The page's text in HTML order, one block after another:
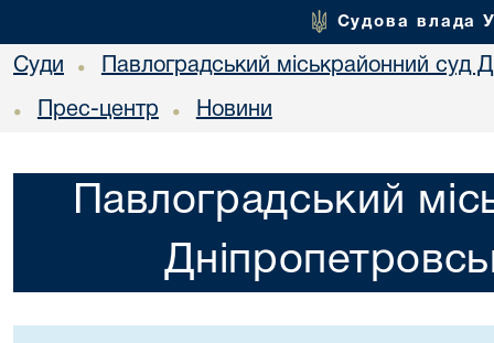
Судова влада
Суди • Павлоградський міськрайонний суд
• Прес-центр • Новини
Павлоградський